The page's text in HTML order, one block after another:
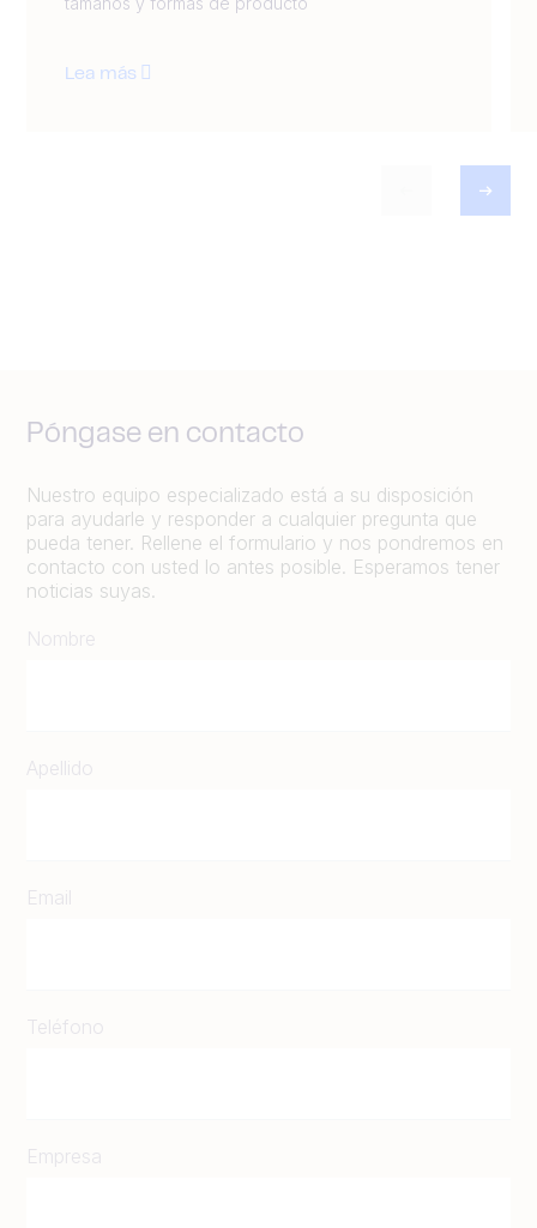
Lea más
Póngase en contacto
Nuestro equipo especializado está a su disposición
para ayudarle y responder a cualquier pregunta que
pueda tener. Rellene el formulario y nos pondremos en
contacto con usted lo antes posible. Esperamos tener
noticias suyas.
Nombre
Apellido
Email
Teléfono
Empresa